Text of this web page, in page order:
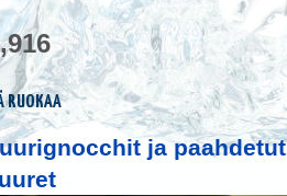
RUOKAA
ja paahdetut